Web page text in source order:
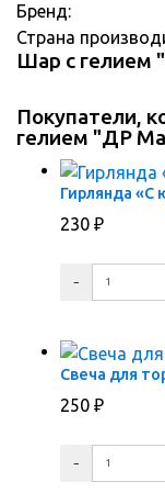
Бренд:
Страна
Шар с
Покупатели,
гелием "ДР
Гирлянда «С
230 ₽
Свеча для
250 ₽